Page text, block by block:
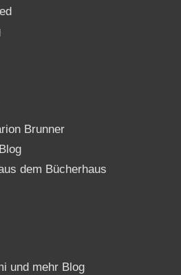
Brunner
dem Bücherhaus
und mehr Blog